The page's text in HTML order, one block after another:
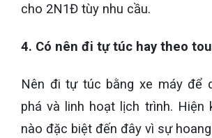
cho 2N1Đ tùy nhu cầu.
4. Có nên đi tự túc hay theo
Nên đi tự túc bằng xe máy để
phá và linh hoạt lịch trình. Hiện
nào đặc biệt đến đây vì sự